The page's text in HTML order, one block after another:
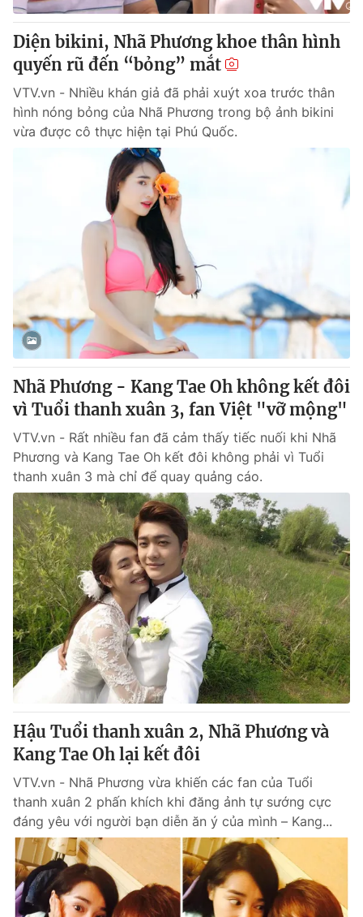
Diện bikini, Nhã Phương khoe thân hình
quyến rũ đến “bỏng” mắt
VTV.vn - Nhiều khán giả đã phải xuýt xoa trước thân
hình nóng bỏng của Nhã Phương trong bộ ảnh bikini
vừa được cô thực hiện tại Phú Quốc.
Nhã Phương - Kang Tae Oh không kết đôi
vì Tuổi thanh xuân 3, fan Việt "vỡ mộng"
VTV.vn - Rất nhiều fan đã cảm thấy tiếc nuối khi Nhã
Phương và Kang Tae Oh kết đôi không phải vì Tuổi
thanh xuân 3 mà chỉ để quay quảng cáo.
Hậu Tuổi thanh xuân 2, Nhã Phương và
Kang Tae Oh lại kết đôi
VTV.vn - Nhã Phương vừa khiến các fan của Tuổi
thanh xuân 2 phấn khích khi đăng ảnh tự sướng cực
đáng yêu với người bạn diễn ăn ý của mình – Kang...